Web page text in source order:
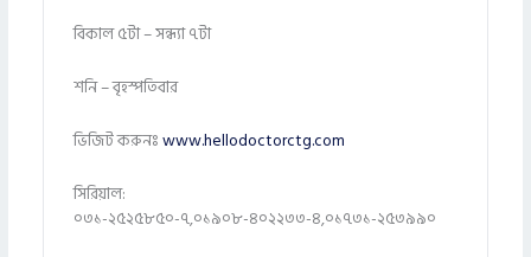
বিকাল ৫টা – সন্ধ্যা ৭টা
শনি – বৃহস্পতিবার
ভিজিট করুনঃwww.hellodoctorctg.com
সিরিয়াল:
০৩১-২৫২৫৮৫০-৭,০১৯০৮-৪০২২৩৩-৪,০১৭৩১-২৫৩৯৯০